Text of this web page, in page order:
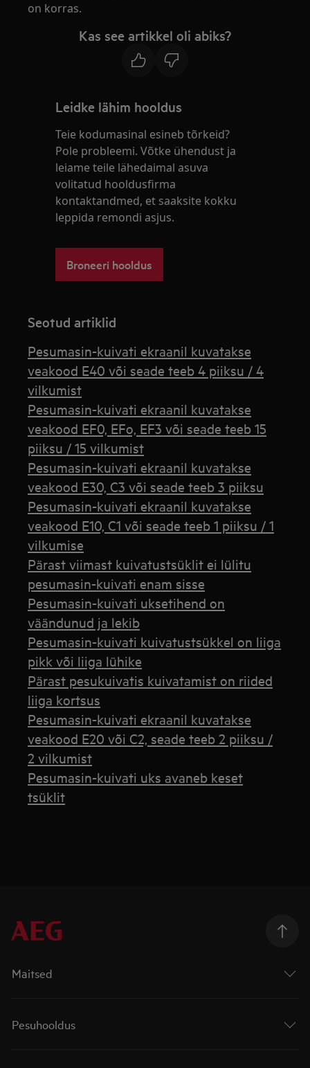
on korras.
Kas see artikkel oli abiks?
Leidke lähim hooldus
Teie kodumasinal esineb tõrkeid?
Pole probleemi. Võtke ühendust ja
leiame teile lähedaimal asuva
volitatud hooldusfirma
kontaktandmed, et saaksite kokku
leppida remondi asjus.
Broneeri hooldus
Seotud artiklid
Pesumasin-kuivati ekraanil kuvatakse
veakood E40 või seade teeb 4 piiksu / 4
vilkumist
Pesumasin-kuivati ekraanil kuvatakse
veakood EF0, EFo, EF3 või seade teeb 15
piiksu / 15 vilkumist
Pesumasin-kuivati ekraanil kuvatakse
veakood E30, C3 või seade teeb 3 piiksu
Pesumasin-kuivati ekraanil kuvatakse
veakood E10, C1 või seade teeb 1 piiksu / 1
vilkumise
Pärast viimast kuivatustsüklit ei lülitu
pesumasin-kuivati enam sisse
Pesumasin-kuivati uksetihend on
väändunud ja lekib
Pesumasin-kuivati kuivatustsükkel on liiga
pikk või liiga lühike
Pärast pesukuivatis kuivatamist on riided
liiga kortsus
Pesumasin-kuivati ekraanil kuvatakse
veakood E20 või C2, seade teeb 2 piiksu /
2 vilkumist
Pesumasin-kuivati uks avaneb keset
tsüklit
Maitsed
Pesuhooldus